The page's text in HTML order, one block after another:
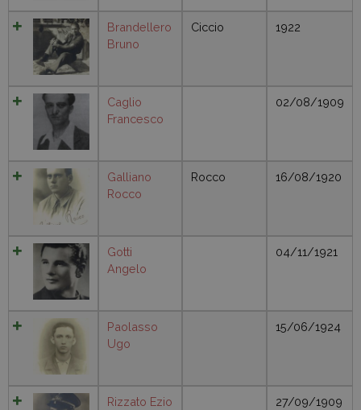
Brandellero
Bruno
Ciccio 1922
Caglio
Francesco
02/08/1909
Galliano
Rocco
Rocco 16/08/1920
Gotti
Angelo
04/11/1921
Paolasso
Ugo
15/06/1924
Rizzato Ezio 27/09/1909